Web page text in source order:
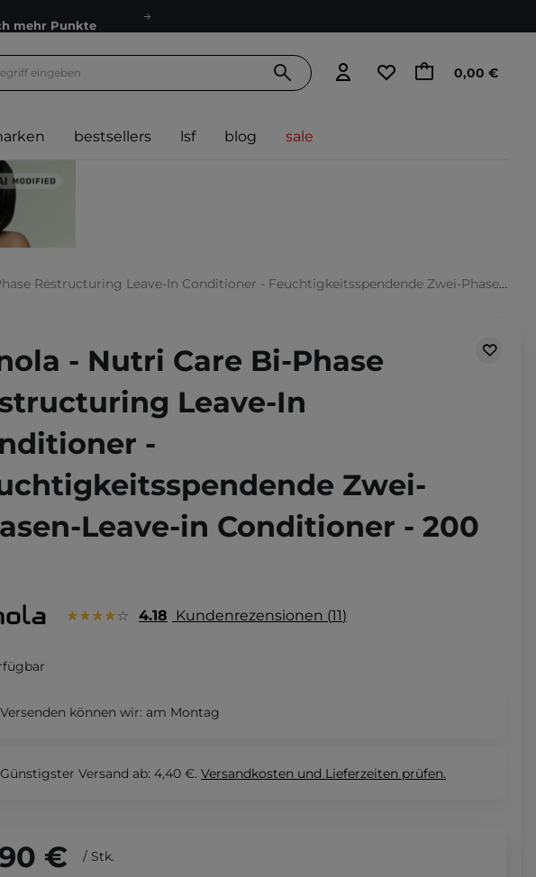
mehr Punkte
€
0,00 €
bestsellers lsf blog sale
Leave-In Conditioner - Feuchtigkeitsspendende Zwei-Phasen-Leave-in Conditioner - 200 ml
- Nutri Care Bi-Phase
Leave-In
-
Zwei-
Leave-in Conditioner - 200
4.18 Kundenrezensionen 11
Versenden können wir: am Montag
Günstigster Versand ab: 4,40 €. Versandkosten und Lieferzeiten prüfen.
€ / Stk.